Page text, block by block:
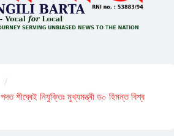
শীঘ্ৰেই নিযুক্তিঃ মুখ্যমন্ত্ৰী ড০ হিমন্ত বিশ্ব